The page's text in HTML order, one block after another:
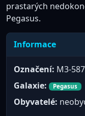
prastarých
Pegasus.
Informace
Označení: M3-587
Galaxie:
Pegasus
Obyvatelé: